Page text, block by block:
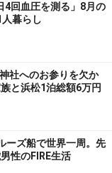
8/31まで）
プレゼント
画に参加が可能に
4回血圧を測る」8月の
暮らし
社へのお参りを欠か
と浜松1泊総額6万円
ーズ船で世界一周。先
性のFIRE生活